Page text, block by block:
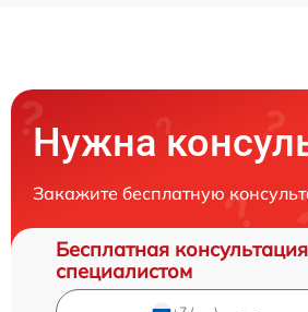
Нужна
Закажите бесплатную
Бесплатная
специалистом